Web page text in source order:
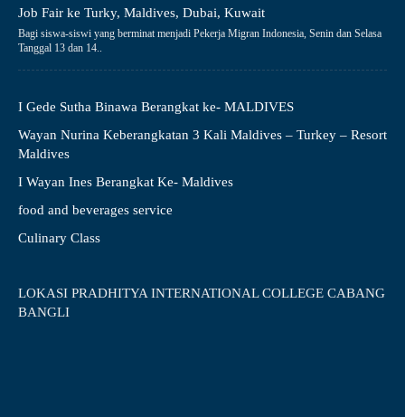
Job Fair ke Turky, Maldives, Dubai, Kuwait
Bagi siswa-siswi yang berminat menjadi Pekerja Migran Indonesia, Senin dan Selasa
Tanggal 13 dan 14..
I Gede Sutha Binawa Berangkat ke- MALDIVES
Wayan Nurina Keberangkatan 3 Kali Maldives – Turkey – Resort
Maldives
I Wayan Ines Berangkat Ke- Maldives
food and beverages service
Culinary Class
LOKASI PRADHITYA INTERNATIONAL COLLEGE CABANG
BANGLI